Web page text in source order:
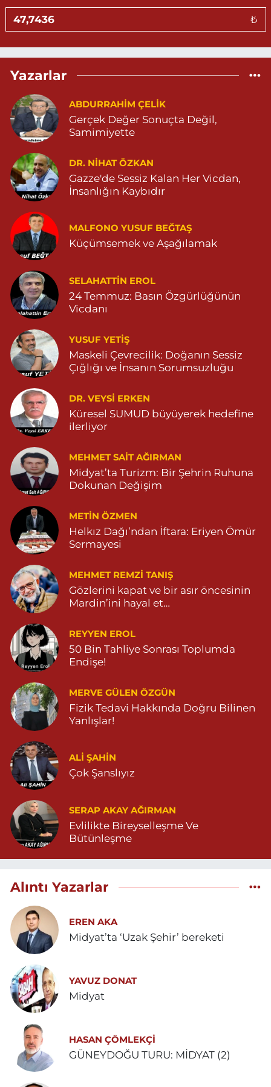
MAHALLESİ 04825026482
0 (482) 502 64 82 Yol Tarifi Al
Sevlim Eczanesi
YENİ MAHALLE 514 SOKAK NO:36 ÇEÇEN MEZARLIĞININ 300
0 (482) 313 07 47 Yol Tarifi Al
Sarohan Eczanesi
ZEYTNPINAR MAHALLESİ ROJ CADDESİ NO:30 A derik devlet
hastanesi karşısı 05425113484
0 (542) 511 34 84 Yol Tarifi Al
Eymen Eczanesi
POYRAZ MAHALLE MEVLANA SOKAK NO:5A 05343032144
0 (534) 303 21 44 Yol Tarifi Al
Yeni Eczanesi
YENİ MAHALLE 3086 SOKAK NO:2 4 04825413156
0 (482) 541 31 56 Yol Tarifi Al
İlknur Eczanesi
GÜL MAH. VATAN CAD. NO:2A 04825911091
0 (482) 591 10 91
Turan Eczanesi
TEPEBAŞI MAHALLE KISMETLİ CADDE NO:59D SAĞLIK OCAĞI
YANI 04823813670
0 (482) 381 36 70 Yol Tarifi Al
₺
Yazarlar
ABDURRAHIM ÇELİK
Gerçek Değer Sonuçta Değil,
Samimiyette
DR. NIHAT ÖZKAN
Gazze'de Sessiz Kalan Her Vicdan,
İnsanlığın Kaybıdır
MALFONO YUSUF BEĞTAŞ
Küçümsemek ve Aşağılamak
SELAHATTIN EROL
24 Temmuz: Basın Özgürlüğünün
Vicdanı
YUSUF YETİŞ
Maskeli Çevrecilik: Doğanın Sessiz
Çığlığı ve İnsanın Sorumsuzluğu
DR. VEYSI ERKEN
Küresel SUMUD büyüyerek hedefine
ilerliyor
MEHMET SAIT AĞIRMAN
Midyat’ta Turizm: Bir Şehrin Ruhuna
Dokunan Değişim
METIN ÖZMEN
Helkız Dağı’ndan İftara: Eriyen Ömür
Sermayesi
MEHMET REMZI TANIŞ
Gözlerini kapat ve bir asır öncesinin
Mardin’ini hayal et…
REYYEN EROL
50 Bin Tahliye Sonrası Toplumda
Endişe!
MERVE GÜLEN ÖZGÜN
Fizik Tedavi Hakkında Doğru Bilinen
Yanlışlar!
ALI ŞAHİN
Çok Şanslıyız
SERAP AKAY AĞIRMAN
Evlilikte Bireyselleşme Ve
Bütünleşme
Alıntı Yazarlar
EREN AKA
Midyat’ta ‘Uzak Şehir’ bereketi
YAVUZ DONAT
Midyat
HASAN ÇÖMLEKÇİ
GÜNEYDOĞU TURU: MİDYAT (2)